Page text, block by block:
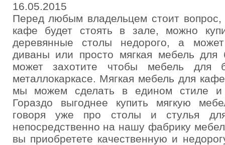
16.05.2015
Перед любым владельцем стоит
кафе будет стоять в зале, можно
деревянные столы недорого, а
диваны или просто мягкая мебель для
может захотите чтобы мебель
металлокаркасе. Мягкая мебель для
мы можем сделать в едином стиле и
Гораздо выгоднее купить мягкую
говоря уже про столы и стулья
непосредственно на нашу фабрику
вы приобретете качественную и